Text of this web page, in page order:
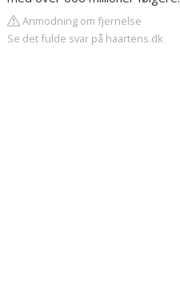
Anmodning om fjernelse
Se det fulde svar på haartens.dk